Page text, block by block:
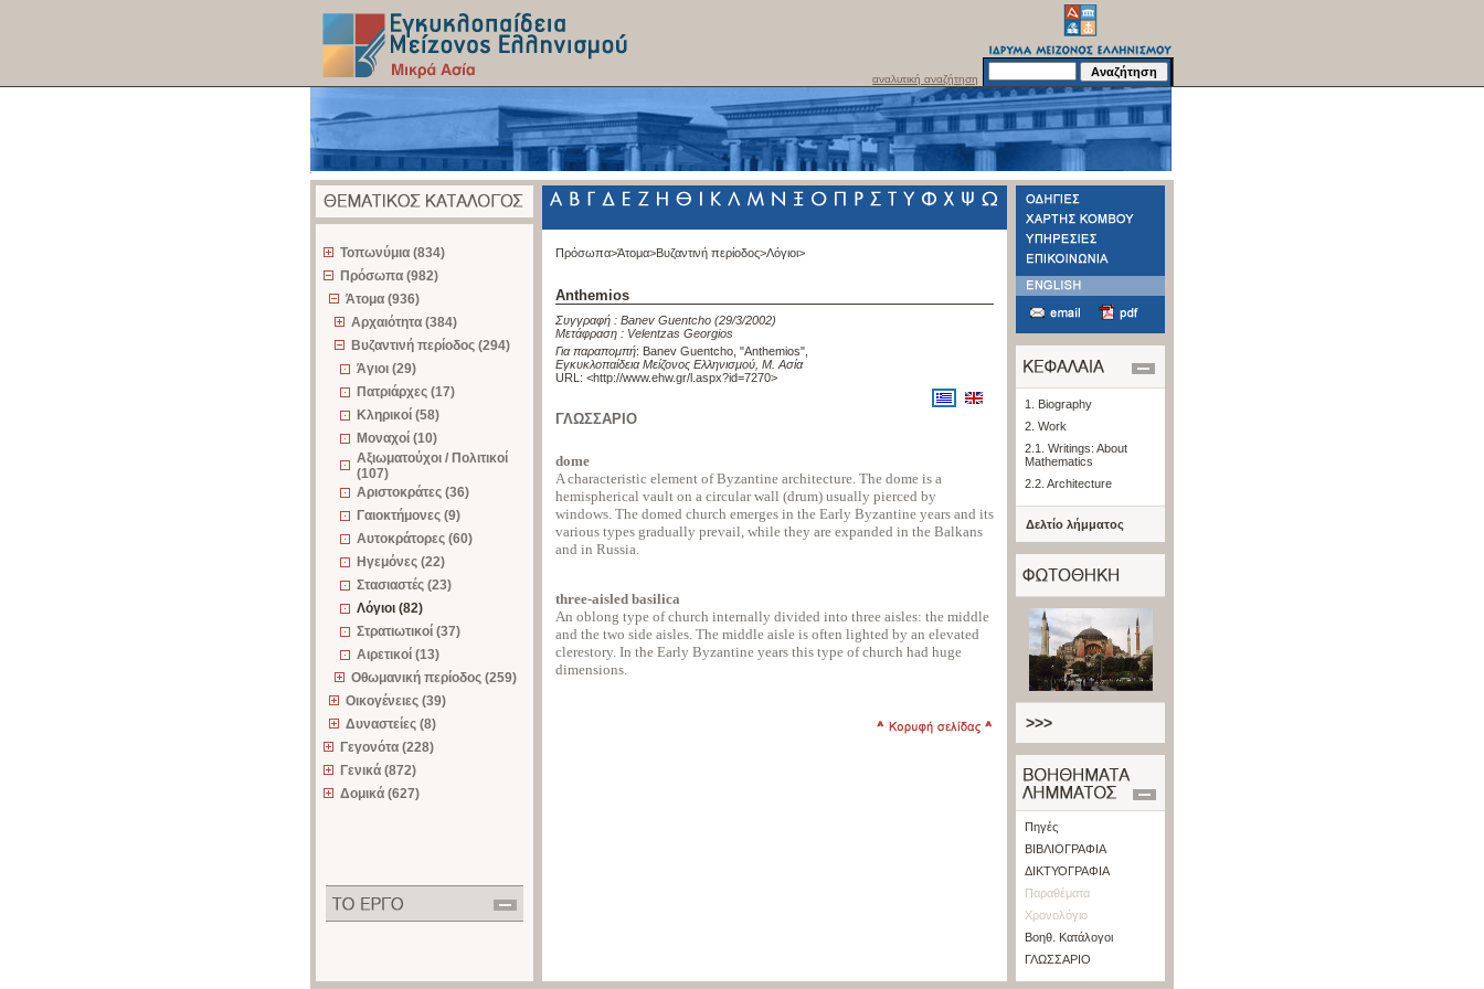
αναλυτική αναζήτηση
Τοπωνύμια (834)
Πρόσωπα (982)
Άτομα (936)
Αρχαιότητα (384)
Βυζαντινή περίοδος (294)
Άγιοι (29)
Πατριάρχες (17)
Κληρικοί (58)
Μοναχοί (10)
Αξιωματούχοι / Πολιτικοί
(107)
Αριστοκράτες (36)
Γαιοκτήμονες (9)
Αυτοκράτορες (60)
Ηγεμόνες (22)
Στασιαστές (23)
Λόγιοι (82)
Στρατιωτικοί (37)
Αιρετικοί (13)
Οθωμανική περίοδος (259)
Οικογένειες (39)
Δυναστείες (8)
Γεγονότα (228)
Γενικά (872)
Δομικά (627)
Πρόσωπα>Άτομα>Βυζαντινή περίοδος>Λόγιοι>
Anthemios
Συγγραφή : Banev Guentcho (29/3/2002)
Μετάφραση : Velentzas Georgios
Για παραπομπή: Banev Guentcho, "Anthemios"
Εγκυκλοπαίδεια Μείζονος Ελληνισμού, Μ. Ασία
URL: <http://www.ehw.gr/l.aspx?id=7270>
ΓΛΩΣΣΑΡΙΟ
dome
A characteristic element of Byzantine architecture. The dome is a
hemispherical vault on a circular wall (drum) usually pierced by
windows. The domed church emerges in the Early Byzantine years and its
various types gradually prevail, while they are expanded in the Balkans
and in Russia.
three-aisled basilica
An oblong type of church internally divided into three aisles: the middle
and the two side aisles. The middle aisle is often lighted by an elevated
clerestory. In the Early Byzantine years this type of church had huge
dimensions.
1. Biography
2. Work
2.1. Writings: About
Mathematics
2.2. Architecture
Δελτίο λήμματος
>>>
Πηγές
ΒΙΒΛΙΟΓΡΑΦΙΑ
ΔΙΚΤΥΟΓΡΑΦΙΑ
Παραθέματα
Χρονολόγιο
Βοηθ. Κατάλογοι
ΓΛΩΣΣΑΡΙΟ